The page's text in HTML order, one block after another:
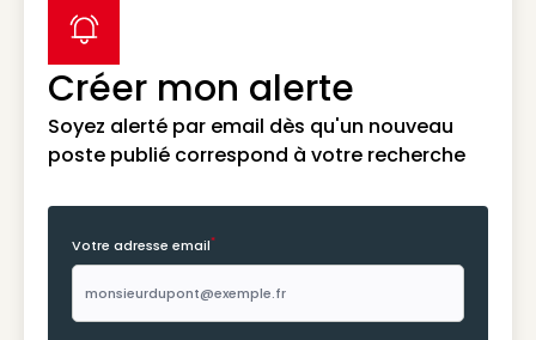
Créer mon alerte
Soyez alerté par email dès qu'un nouveau
poste publié correspond à votre recherche
label icon
Votre adresse email*